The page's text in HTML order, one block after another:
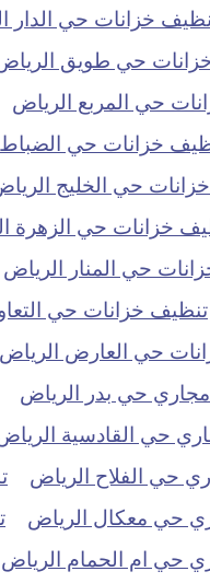
خزانات حي الدار
حي طويق
حي المربع الرياض
خزانات حي
حي الخليج
خزانات حي الزهرة
حي المنار الرياض
تنظيف خزانات حي
حي العارض الرياض
حي بدر الرياض
حي القادسية
حي الفلاح الرياض
حي معكال الرياض
حي ام الحمام الرياض